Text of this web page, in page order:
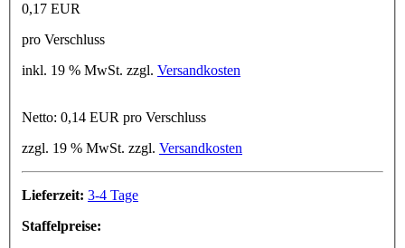
0,17 EUR
pro Verschluss
inkl. 19 % MwSt. zzgl. Versandkosten
Netto: 0,14 EUR pro Verschluss
zzgl. 19 % MwSt. zzgl. Versandkosten
Lieferzeit: 3-4 Tage
Staffelpreise: